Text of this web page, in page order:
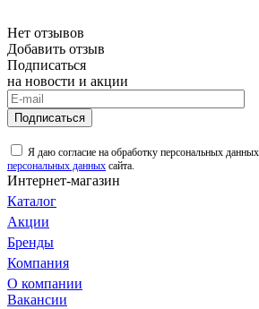
Нет отзывов
Добавить отзыв
Подписаться
на новости и акции
Подписаться
Я даю согласие на обработку персональных данных
персональных данных сайта.
Интернет-магазин
Каталог
Акции
Бренды
Компания
О компании
Вакансии